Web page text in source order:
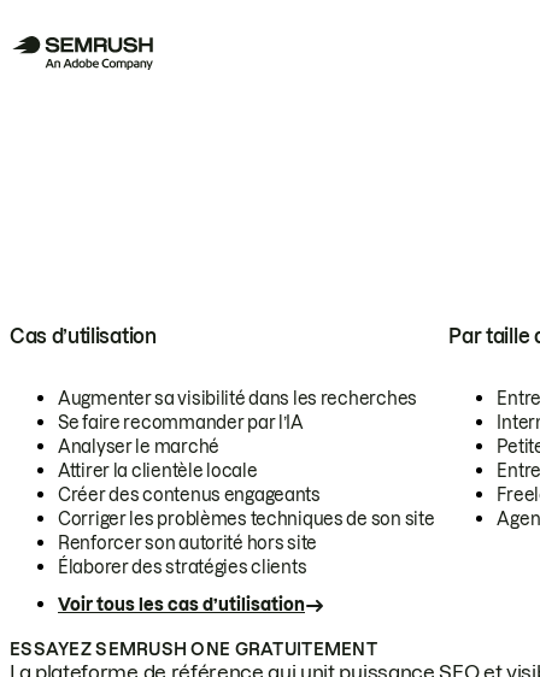
Cas d’utilisation
Augmenter sa visibilité dans les recherches
Se faire recommander par l’IA
Analyser le marché
Attirer la clientèle locale
Créer des contenus engageants
Corriger les problèmes techniques de son site
Renforcer son autorité hors site
Élaborer des stratégies clients
Voir tous les cas d’utilisation
Par taille
ESSAYEZ SEMRUSH ONE GRATUITEMENT
La plateforme de référence qui unit puissance SEO et